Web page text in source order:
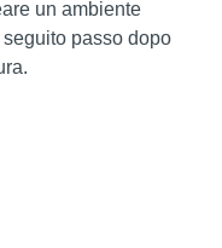
un ambiente
passo dopo